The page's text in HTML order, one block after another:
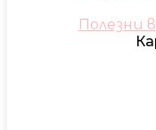
Полезни